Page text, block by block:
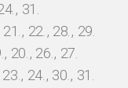
31.
22., 28., 29.
20., 26., 27.
24., 30., 31.